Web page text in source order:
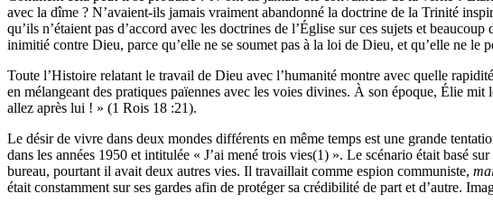
avec la dîme ? N’avaient-ils jamais vraiment abandonné la doctrine de la Trinité
qu’ils n’étaient pas d’accord avec les doctrines de l’Église sur ces sujets et
inimitié contre Dieu, parce qu’elle ne se soumet pas à la loi de Dieu, et qu’elle ne le
Toute l’Histoire relatant le travail de Dieu avec l’humanité montre avec quelle
en mélangeant des pratiques païennes avec les voies divines. À son époque, Élie
allez après lui ! » (1 Rois 18 :21).
Le désir de vivre dans deux mondes différents en même temps est une grande
dans les années 1950 et intitulée « J’ai mené trois vies(1) ». Le scénario était basé
bureau, pourtant il avait deux autres vies. Il travaillait comme espion communiste,
était constamment sur ses gardes afin de protéger sa crédibilité de part et d’autre.